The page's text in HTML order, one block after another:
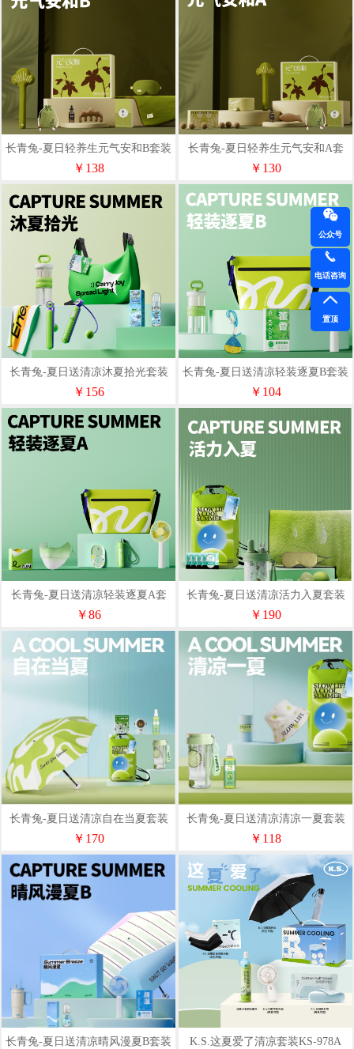
长青兔-夏日轻养生元气安和B套装
￥138
长青兔-夏日轻养生元气安和A套
装
￥130
长青兔-夏日送清凉沐夏拾光套装
￥156
长青兔-夏日送清凉轻装逐夏B套装
￥104
长青兔-夏日送清凉轻装逐夏A套
装
￥86
长青兔-夏日送清凉活力入夏套装
￥190
长青兔-夏日送清凉自在当夏套装
￥170
长青兔-夏日送清凉清凉一夏套装
￥118
长青兔-夏日送清凉晴风漫夏B套装 K.S.这夏爱了清凉套装KS-978A
公众号
电话咨询
置顶